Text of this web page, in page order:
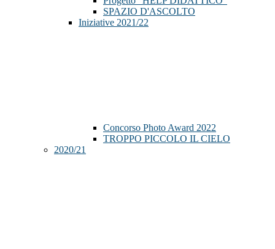
SPAZIO D'ASCOLTO
Iniziative 2021/22
Concorso Photo Award 2022
TROPPO PICCOLO IL CIELO
2020/21